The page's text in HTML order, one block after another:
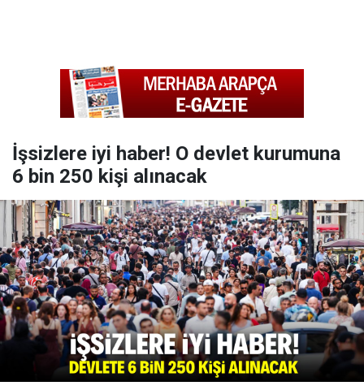
İşsizlere iyi haber! O devlet kurumuna
6 bin 250 kişi alınacak